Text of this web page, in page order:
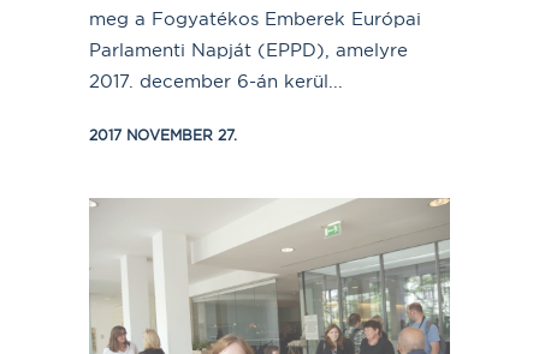
meg a Fogyatékos Emberek Európai
Parlamenti Napját (EPPD), amelyre
2017. december 6-án kerül...
2017 NOVEMBER 27.